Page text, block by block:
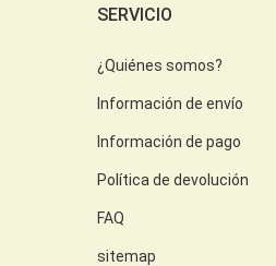
SERVICIO
¿Quiénes somos?
Información de envío
Información de pago
Política de devolución
FAQ
sitemap